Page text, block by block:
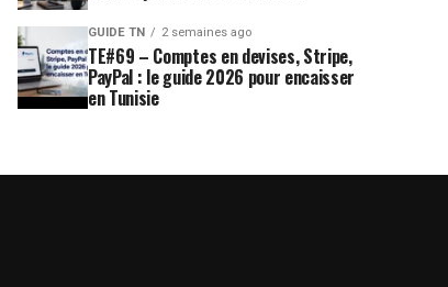
GUIDE TN 2 semaines ago
TE#69 – Comptes en devises, Stripe,
PayPal : le guide 2026 pour encaisser
en Tunisie